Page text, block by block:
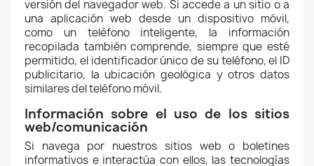
versión del navegador web. Si accede a un sitio o a
una aplicación web desde un dispositivo móvil,
como un teléfono inteligente, la información
recopilada también comprende, siempre que esté
permitido, el identificador único de su teléfono, el ID
publicitario, la ubicación geológica y otros datos
similares del teléfono móvil.
Información sobre el uso de los sitios
web/comunicación
Si navega por nuestros sitios web o boletines
informativos e interactúa con ellos, las tecnologías